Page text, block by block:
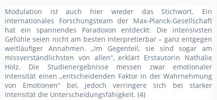
Modulation ist auch hier wieder das Stichwort. Ein
internationales Forschungsteam der Max-Planck-Gesellschaft
hat ein spannendes Paradoxon entdeckt: Die intensivsten
Gefühle seien nicht am besten interpretierbar – ganz entgegen
weitläufiger Annahmen. „Im Gegenteil, sie sind sogar am
missverständlichsten von allen“, erklärt Erstautorin Nathalie
Holz. Die Studienergebnisse messen zwar emotionaler
Intensität einen „entscheidenden Faktor in der Wahrnehmung
von Emotionen“ bei, jedoch verringere sich bei starker
Intensität die Unterscheidungsfähigkeit. (4)